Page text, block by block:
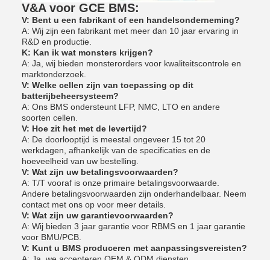
V&A voor GCE BMS:
V: Bent u een fabrikant of een handelsonderneming?
A: Wij zijn een fabrikant met meer dan 10 jaar ervaring in
R&D en productie.
K: Kan ik wat monsters krijgen?
A: Ja, wij bieden monsterorders voor kwaliteitscontrole en
marktonderzoek.
V: Welke cellen zijn van toepassing op dit
batterijbeheersysteem?
A: Ons BMS ondersteunt LFP, NMC, LTO en andere
soorten cellen.
V: Hoe zit het met de levertijd?
A: De doorlooptijd is meestal ongeveer 15 tot 20
werkdagen, afhankelijk van de specificaties en de
hoeveelheid van uw bestelling.
V: Wat zijn uw betalingsvoorwaarden?
A: T/T vooraf is onze primaire betalingsvoorwaarde.
Andere betalingsvoorwaarden zijn onderhandelbaar. Neem
contact met ons op voor meer details.
V: Wat zijn uw garantievoorwaarden?
A: Wij bieden 3 jaar garantie voor RBMS en 1 jaar garantie
voor BMU/PCB.
V: Kunt u BMS produceren met aanpassingsvereisten?